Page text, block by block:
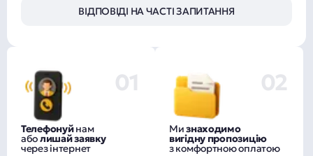
ВІДПОВІДІ НА ЧАСТІ ЗАПИТАННЯ
01
Телефонуйнам
аболишай заявку
через інтернет
02
Мизнаходимо
вигідну пропозицію
з комфортною оплатою